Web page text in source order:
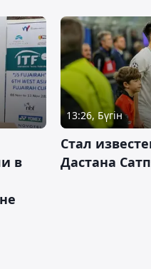
в
13:26, Бүгін
Стал
Дастана